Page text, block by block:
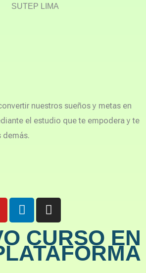
SUTEP LIMA
nuestros sueños y metas en
el estudio que te empodera y te
demás.
u
L
i
k
e
d
I
n
s
t
a
g
CURSO EN